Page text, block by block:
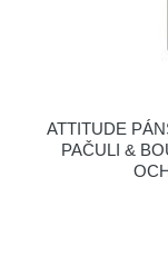
ATTITUDE
PAČULI &